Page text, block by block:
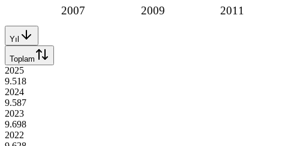
2007 2009 2011
Yıl
Toplam
2025
9.518
2024
9.587
2023
9.698
2022